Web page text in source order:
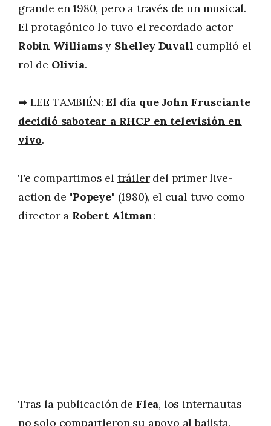
grande en 1980, pero a través de un musical.
El protagónico lo tuvo el recordado actor
Robin Williamsy Shelley Duvall cumplió el
rol de Olivia.
➡ LEE TAMBIÉN:El día que John Frusciante
decidió sabotear a RHCP en televisión en
vivo.
Te compartimos el tráilerdel primer live-
action de "Popeye" (1980), el cual tuvo como
director a Robert Altman:
Tras la publicación de Flea, los internautas
no solo compartieron su apoyo al bajista,